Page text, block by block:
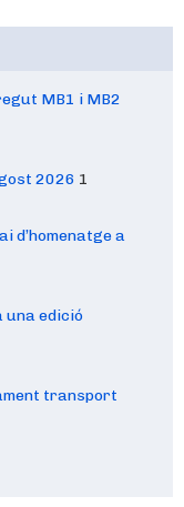
MB1 i MB2
2026 1
d’homenatge a
una edició
transport